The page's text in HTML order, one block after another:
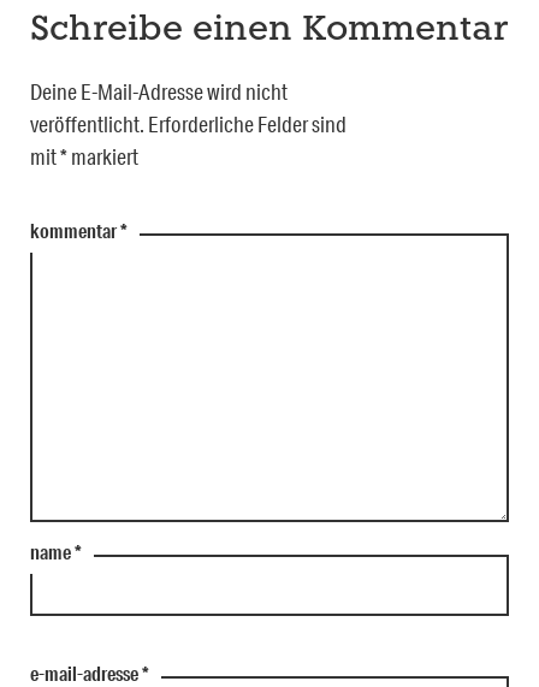
Schreibe einen Kommentar
Deine E-Mail-Adresse wird nicht
veröffentlicht. Erforderliche Felder sind
mit*markiert
kommentar*
name*
e-mail-adresse*